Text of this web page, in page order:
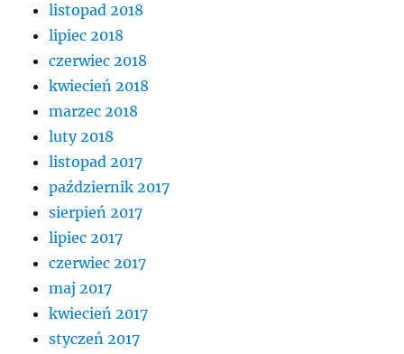
listopad 2018
lipiec 2018
czerwiec 2018
kwiecień 2018
marzec 2018
luty 2018
listopad 2017
październik 2017
sierpień 2017
lipiec 2017
czerwiec 2017
maj 2017
kwiecień 2017
styczeń 2017